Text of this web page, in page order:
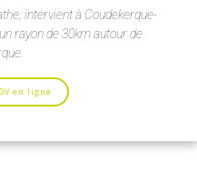
intervient à Coudekerque-
rayon de 30km autour de
en ligne